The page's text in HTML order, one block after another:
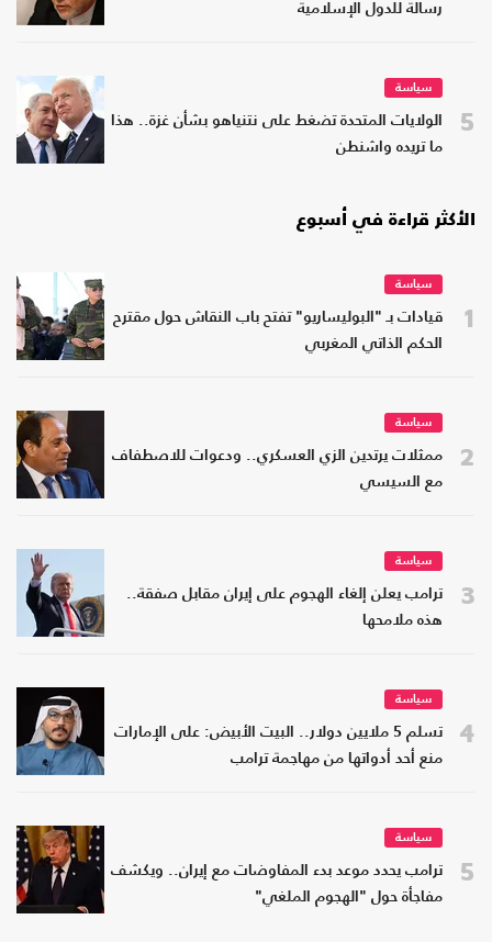
رسالة للدول الإسلامية
5
سياسة
الولايات المتحدة تضغط على نتنياهو بشأن غزة.. هذا
ما تريده واشنطن
الأكثر قراءة في أسبوع
1
سياسة
قيادات بـ "البوليساريو" تفتح باب النقاش حول مقترح
الحكم الذاتي المغربي
2
سياسة
ممثلات يرتدين الزي العسكري.. ودعوات للاصطفاف
مع السيسي
3
سياسة
ترامب يعلن إلغاء الهجوم على إيران مقابل صفقة..
هذه ملامحها
4
سياسة
تسلم 5 ملايين دولار.. البيت الأبيض: على الإمارات
منع أحد أدواتها من مهاجمة ترامب
5
سياسة
ترامب يحدد موعد بدء المفاوضات مع إيران.. ويكشف
مفاجأة حول "الهجوم الملغي"